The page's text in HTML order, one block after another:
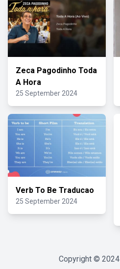
Zeca Pagodinho Toda
A Hora
25 September 2024
Verb To Be Traducao
25 September 2024
Copyright © 2024